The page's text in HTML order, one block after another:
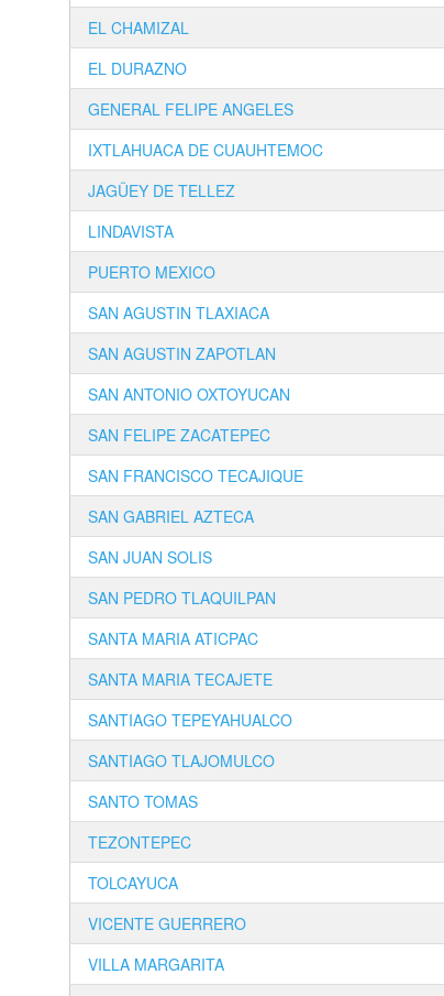
EL CHAMIZAL
EL DURAZNO
GENERAL FELIPE ANGELES
IXTLAHUACA DE CUAUHTEMOC
JAGÜEY DE TELLEZ
LINDAVISTA
PUERTO MEXICO
SAN AGUSTIN TLAXIACA
SAN AGUSTIN ZAPOTLAN
SAN ANTONIO OXTOYUCAN
SAN FELIPE ZACATEPEC
SAN FRANCISCO TECAJIQUE
SAN GABRIEL AZTECA
SAN JUAN SOLIS
SAN PEDRO TLAQUILPAN
SANTA MARIA ATICPAC
SANTA MARIA TECAJETE
SANTIAGO TEPEYAHUALCO
SANTIAGO TLAJOMULCO
SANTO TOMAS
TEZONTEPEC
TOLCAYUCA
VICENTE GUERRERO
VILLA MARGARITA